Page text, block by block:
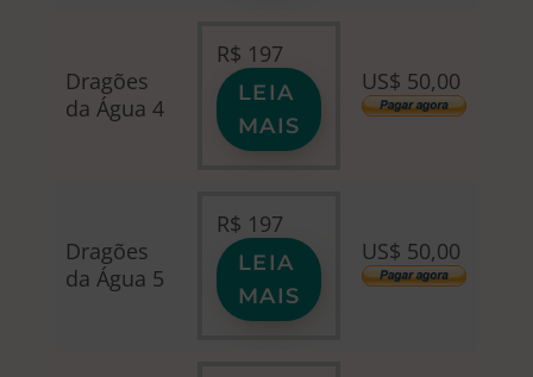
Dragões
da Água 4
R$ 197
LEIA
MAIS
US$ 50,00
Dragões
da Água 5
R$ 197
LEIA
MAIS
US$ 50,00